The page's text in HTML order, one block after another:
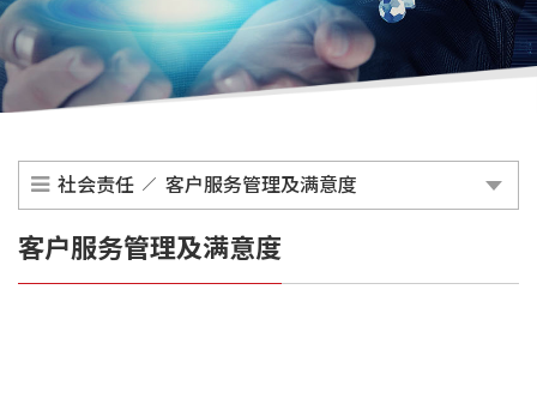
社会责任 客户服务管理及满意度
客户服务管理及满意度